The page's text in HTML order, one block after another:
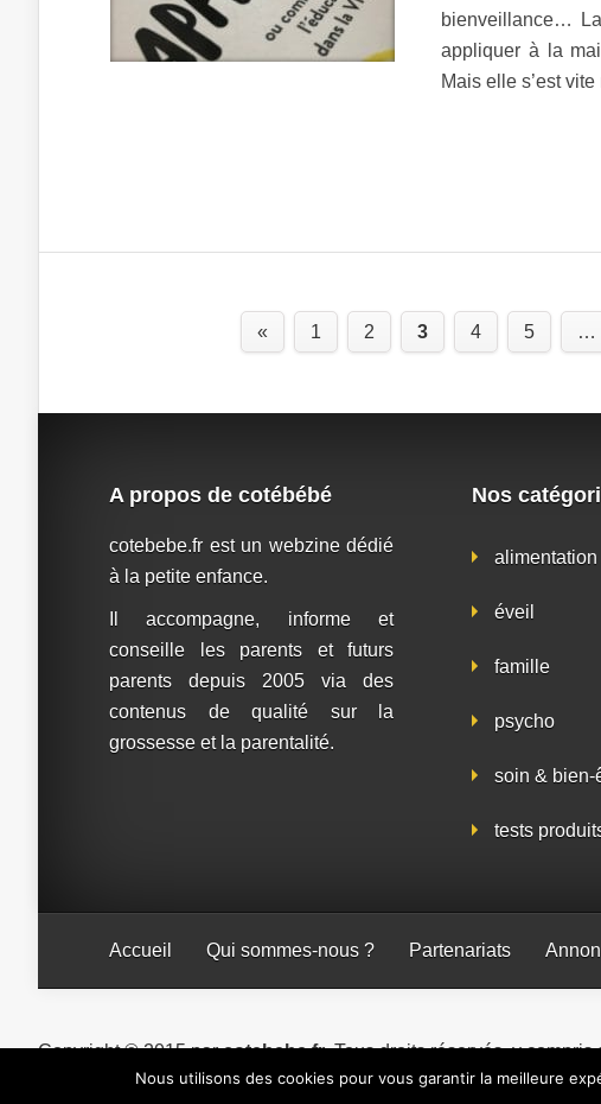
bienveillance…
appliquer à la
Mais elle s’est
« 1 2 3 4 5 …
A propos de cotébébé
cotebebe.fr est un webzine dédié
à la petite enfance.
Il accompagne, informe et
conseille les parents et futurs
parents depuis 2005 via des
contenus de qualité sur la
grossesse et la parentalité.
Nos
alimentation
éveil
famille
psycho
soin & bien-
tests
Accueil Qui sommes-nous ? Partenariats
Copyright © 2015 parcotebebe.fr. Tous droits réservés, y
Nous utilisons des cookies pour vous garantir la meilleure